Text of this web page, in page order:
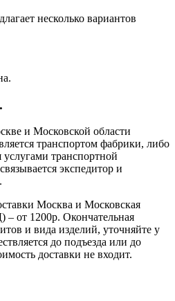
несколько вариантов
и Московской области
транспортом фабрики, либо
услугами транспортной
экспедитор и
Москва и Московская
от 1200р. Окончательная
и вида изделий, уточняйте у
до подъезда или до
доставки не входит.